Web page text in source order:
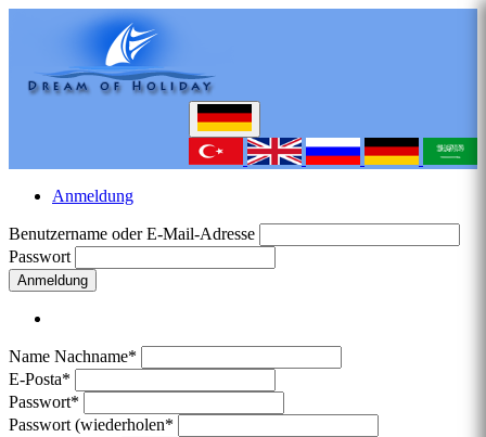
Anmeldung
Benutzername oder E-Mail-Adresse
Passwort
Anmeldung
Name Nachname*
E-Posta*
Passwort*
Passwort (wiederholen*